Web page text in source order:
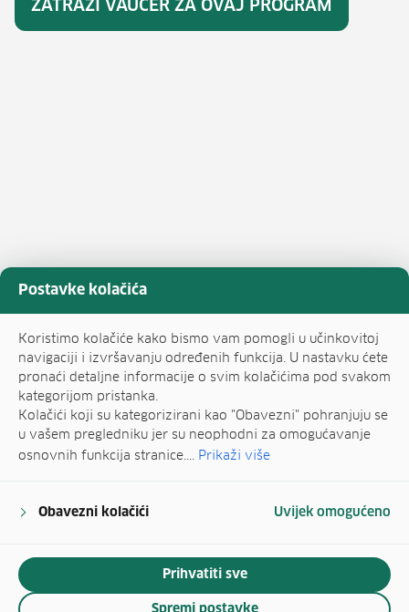
Postavke kolačića
Koristimo kolačiće kako bismo vam pomogli u učinkovitoj
navigaciji i izvršavanju određenih funkcija. U nastavku ćete
pronaći detaljne informacije o svim kolačićima pod svakom
kategorijom pristanka.
Kolačići koji su kategorizirani kao "Obavezni" pohranjuju se
u vašem pregledniku jer su neophodni za omogućavanje
osnovnih funkcija stranice.... Prikaži više
Obavezni kolačići Uvijek omogućeno
Spremi postavke
Prihvatiti sve
ZATRAŽI VAUČER ZA OVAJ PROGRAM